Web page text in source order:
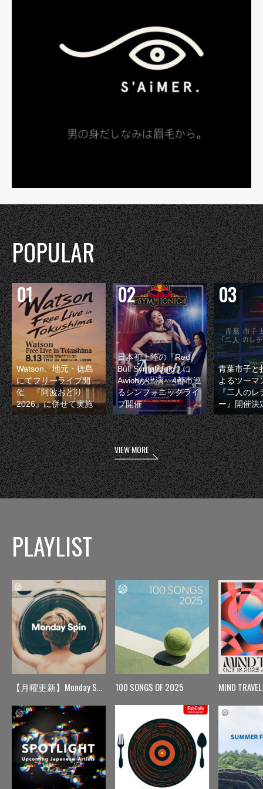
POPULAR
Watson、地元・徳島
にてフリーライブ開
催 『阿波おどり
2026』に併せて実施
日本初上陸の『Red
Bull Symphonic』に
Awichが出演 4都市巡
るシンフォニックライ
ブ開催
青葉市子と
よるツーマ
『二人のレ
ー』開催決
VIEW MORE
PLAYLIST
【月曜更新】Monday Spin 100 SONGS OF 2025 MIND TRAVEL